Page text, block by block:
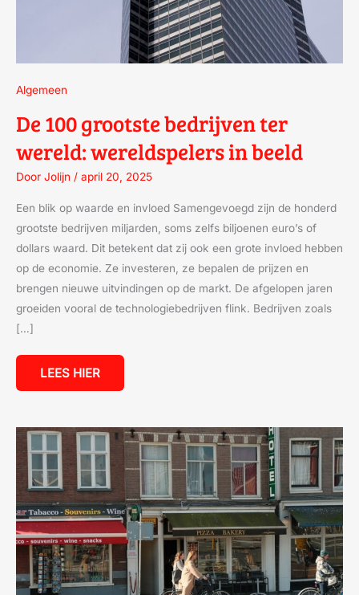
Algemeen
De 100 grootste bedrijven ter
wereld: wereldspelers in beeld
Door Jolijn / april 20, 2025
Een blik op waarde en invloed Samengevoegd zijn de honderd
grootste bedrijven miljarden, soms zelfs biljoenen euro’s of
dollars waard. Dit betekent dat zij ook een grote invloed hebben
op de economie. Ze investeren, ze bepalen de prijzen en
brengen nieuwe uitvindingen op de markt. De afgelopen jaren
groeiden vooral de technologiebedrijven flink. Bedrijven zoals
[…]
LEES HIER
DINEREN
HET
DUURSTE
RESTAURANT
VAN
NEDERLAND:
EEN
BIJZONDERE
ERVARING